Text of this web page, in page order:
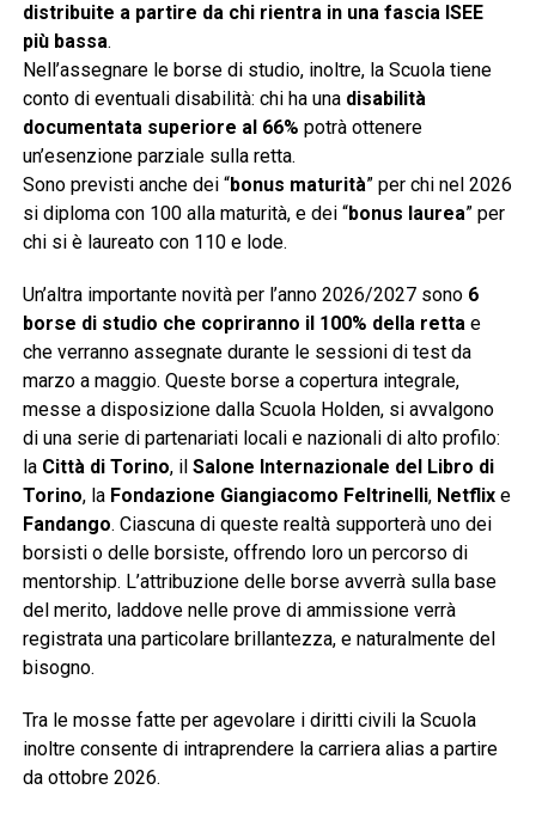
distribuite a partire da chi rientra in una fascia ISEE
più bassa.
Nell’assegnare le borse di studio, inoltre, la Scuola tiene
conto di eventuali disabilità: chi ha una disabilità
documentata superiore al 66% potrà ottenere
un’esenzione parziale sulla retta.
Sono previsti anche dei “bonus maturità” per chi nel 2026
si diploma con 100 alla maturità, e dei “bonus laurea” per
chi si è laureato con 110 e lode.
Un’altra importante novità per l’anno 2026/2027 sono 6
borse di studio che copriranno il 100% della rettae
che verranno assegnate durante le sessioni di test da
marzo a maggio. Queste borse a copertura integrale,
messe a disposizione dalla Scuola Holden, si avvalgono
di una serie di partenariati locali e nazionali di alto profilo:
la Città di Torino, il Salone Internazionale del Libro di
Torino, la Fondazione Giangiacomo Feltrinelli, Netflix e
Fandango. Ciascuna di queste realtà supporterà uno dei
borsisti o delle borsiste, offrendo loro un percorso di
mentorship. L’attribuzione delle borse avverrà sulla base
del merito, laddove nelle prove di ammissione verrà
registrata una particolare brillantezza, e naturalmente del
bisogno.
Tra le mosse fatte per agevolare i diritti civili la Scuola
inoltre consente di intraprendere la carriera alias a partire
da ottobre 2026.